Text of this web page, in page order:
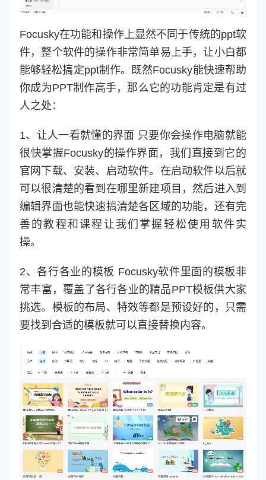
Focusky在功能和操作上显然不同于传统的ppt软
件，整个软件的操作非常简单易上手，让小白都
能够轻松搞定ppt制作。既然Focusky能快速帮助
你成为PPT制作高手，那么它的功能肯定是有过
人之处：
1、让人一看就懂的界面 只要你会操作电脑就能
很快掌握Focusky的操作界面，我们直接到它的
官网下载、安装、启动软件。在启动软件以后就
可以很清楚的看到在哪里新建项目，然后进入到
编辑界面也能快速搞清楚各区域的功能，还有完
善的教程和课程让我们掌握轻松使用软件实
操。
2、各行各业的模板 Focusky软件里面的模板非
常丰富，覆盖了各行各业的精品PPT模板供大家
挑选。模板的布局、特效等都是预设好的，只需
要找到合适的模板就可以直接替换内容。